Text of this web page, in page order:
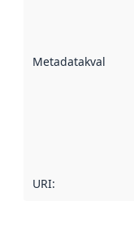
Metadatakvalitet
URI: